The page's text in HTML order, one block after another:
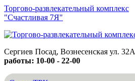
Торгово-развлекательный комплекс
"Счастливая 7Я"
Сергиев Посад, Вознесенская ул. 32А
работы: 10-00 - 22-00